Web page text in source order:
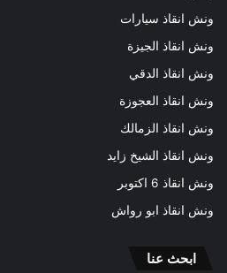
ونش انقاذ سيارات
ونش انقاذ الجيزة
ونش انقاذ الدقي
ونش انقاذ العجوزة
ونش انقاذ الزمالك
ونش انقاذ الشيخ زايد
ونش انقاذ 6 اكتوبر
ونش انقاذ ابو رواش
ابحث عنا